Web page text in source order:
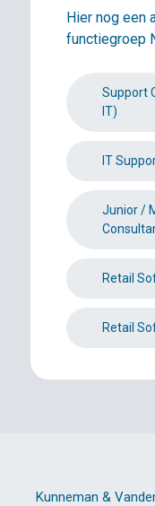
Hier nog een
functiegroep
Support
IT)
IT
Junior /
Retail
Retail
Kunneman &